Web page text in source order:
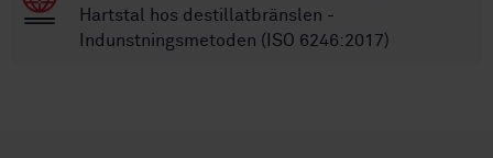
Hartstal hos destillatbränslen -
Indunstningsmetoden (ISO 6246:2017)